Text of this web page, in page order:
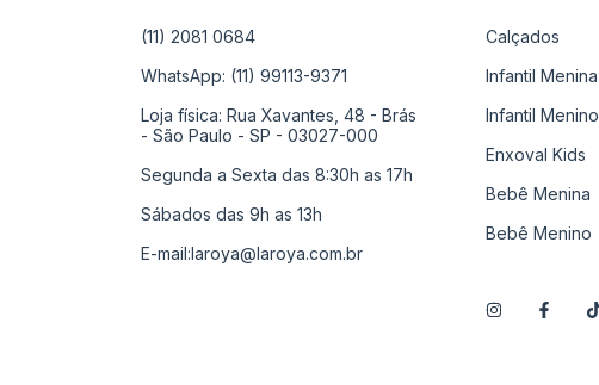
(11) 2081 0684
WhatsApp: (11) 99113-9371
Loja física: Rua Xavantes, 48 - Brás
- São Paulo - SP - 03027-000
Segunda a Sexta das 8:30h as 17h
Sábados das 9h as 13h
E-mail:laroya@laroya.com.br
Calçados
Infantil Menina
Infantil Menino
Enxoval Kids
Bebê Menina
Bebê Menino